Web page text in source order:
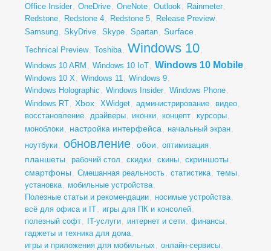
Office Insider, OneDrive, OneNote, Outlook, Rainmeter,
Redstone, Redstone 4, Redstone 5, Release Preview,
Samsung, SkyDrive, Skype, Spartan, Surface,
Technical Preview, Toshiba, Windows 10,
Windows 10 ARM , Windows 10 IoT, Windows 10 Mobile,
Windows 10 X, Windows 11, Windows 9,
Windows Holographic , Windows Insider, Windows Phone,
Windows RT, Xbox, XWidget, администрирование, видео,
восстановление, драйверы, иконки, концепт, курсоры,
моноблоки, настройка интерфейса, начальный экран,
ноутбуки, обновление, обои , оптимизация,
планшеты , рабочий стол , скидки, скины, скриншоты ,
смартфоны , Смешанная реальность, статистика, темы ,
установка, мобильные устройства,
Полезные статьи и рекомендации, носимые устройства,
всё для офиса и IT, игры для ПК и консолей,
полезный софт, IT-услуги, интернет и сети, финансы,
гаджеты и техника для дома,
игры и приложения для мобильных , онлайн-сервисы,